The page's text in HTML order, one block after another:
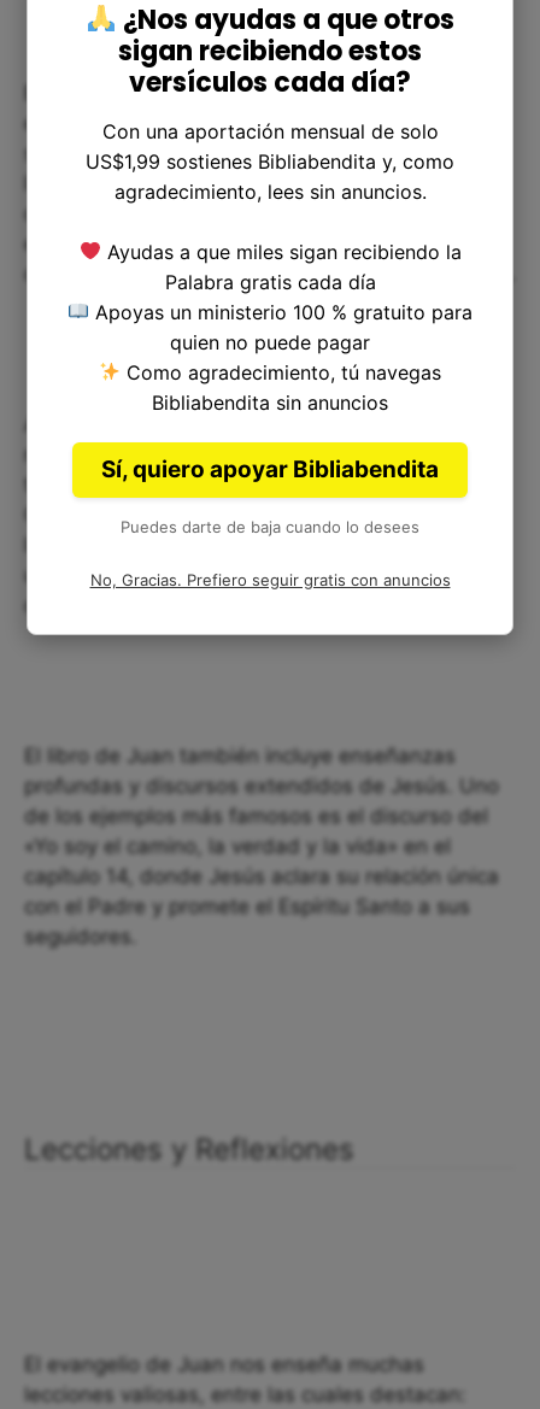
El libro de Juan se inicia con el conocido prólogo,
en el cual Juan establece la divinidad de Jesús y
su papel en la creación del mundo. A lo largo del
libro, Juan presenta una serie de «yo soy»
encuentran «Yo soy el pan de vida», «Yo soy la luz
del mundo» y «Yo soy el buen pastor», entre otras.
milagros y señales realizados por Jesús, como la
transformación del agua en vino en las bodas de
Caná, la multiplicación de los panes y los peces, y
un propósito claro: revelar la gloria de Dios y
El libro de Juan también incluye enseñanzas
profundas y discursos extendidos de Jesús. Uno
de los ejemplos más famosos es el discurso del
«Yo soy el camino, la verdad y la vida» en el
capítulo 14, donde Jesús aclara su relación única
con el Padre y promete el Espíritu Santo a sus
seguidores.
Lecciones y Reflexiones
El evangelio de Juan nos enseña muchas
lecciones valiosas, entre las cuales destacan:
¿Nos ayudas a que otros
sigan recibiendo estos
versículos cada día?
Con una aportación mensual de solo
US$1,99 sostienes Bibliabendita y, como
agradecimiento, lees sin anuncios.
Ayudas a que miles sigan recibiendo la
Palabra gratis cada día
Apoyas un ministerio 100 % gratuito para
quien no puede pagar
Como agradecimiento, tú navegas
Bibliabendita sin anuncios
Sí, quiero apoyar Bibliabendita
Puedes darte de baja cuando lo desees
No, Gracias. Prefiero seguir gratis con anuncios